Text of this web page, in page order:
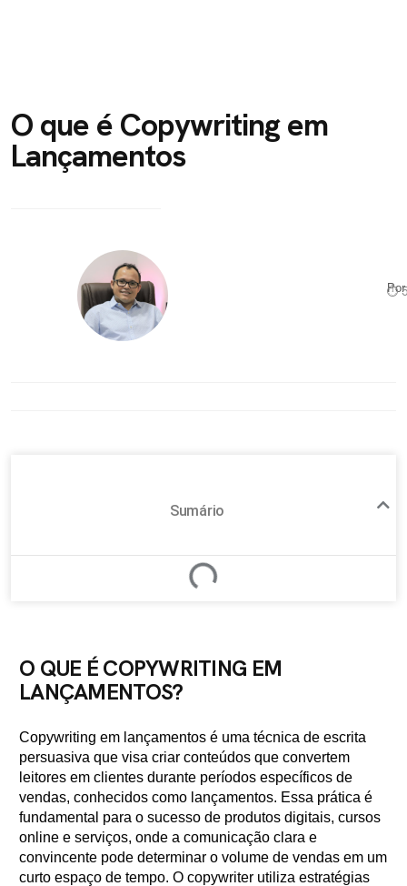
O que é Copywriting em
Lançamentos
⏱
Sumário
O QUE É COPYWRITING EM
LANÇAMENTOS?
Copywriting em lançamentos é uma técnica de escrita
persuasiva que visa criar conteúdos que convertem
leitores em clientes durante períodos específicos de
vendas, conhecidos como lançamentos. Essa prática é
fundamental para o sucesso de produtos digitais, cursos
online e serviços, onde a comunicação clara e
convincente pode determinar o volume de vendas em um
curto espaço de tempo. O copywriter utiliza estratégias